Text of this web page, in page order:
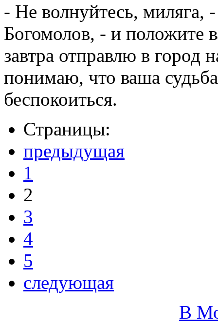
- Не волнуйтесь, миляга,
Богомолов, - и положите
завтра отправлю в
понимаю, что ваша
беспокоиться.
Страницы:
предыдущая
1
2
3
4
5
следующая
В